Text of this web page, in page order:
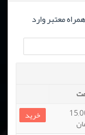
معتبر وارد
خرید